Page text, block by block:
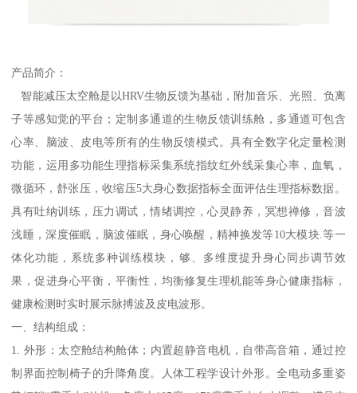
产品简介：
智能减压太空舱是以HRV生物反馈为基础，附加音乐、光照、负离
子等感知觉的平台；定制多通道的生物反馈训练舱，多通道可包含
心率、脑波、皮电等所有的生物反馈模式。具有全数字化定量检测
功能，运用多功能生理指标采集系统指纹红外线采集心率，血氧，
微循环，舒张压，收缩压5大身心数据指标全面评估生理指标数据。
具有吐纳训练，压力调试，情绪调控，心灵静养，冥想禅修，音波
浅睡，深度催眠，脑波催眠，身心唤醒，精神换发等10大模块.等一
体化功能，系统多种训练模块，够、多维度提升身心同步调节效
果，促进身心平衡，平衡性，均衡修复生理机能等身心健康指标，
健康检测时实时展示脉搏波及皮电波形。
一、结构组成：
1. 外形：太空舱结构舱体；内置超静音电机，自带高音箱，通过控
制界面控制椅子的升降角度。人体工程学设计外形。全电动多重姿